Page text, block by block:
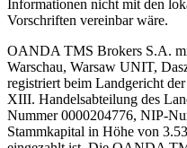
Informationen nicht mit den
Vorschriften vereinbar wäre.
OANDA TMS Brokers S.A.
Warschau, Warsaw UNIT,
registriert beim Landgericht
XIII. Handelsabteilung des
Nummer 0000204776, NIP-
Stammkapital in Höhe von